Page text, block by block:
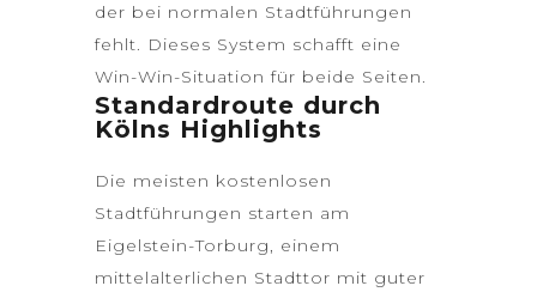
der bei normalen Stadtführungen
fehlt. Dieses System schafft eine
Win-Win-Situation für beide Seiten.
Standardroute durch
Kölns Highlights
Die meisten kostenlosen
Stadtführungen starten am
Eigelstein-Torburg, einem
mittelalterlichen Stadttor mit guter